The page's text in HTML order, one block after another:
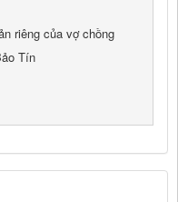
riêng của vợ chồng
Tín